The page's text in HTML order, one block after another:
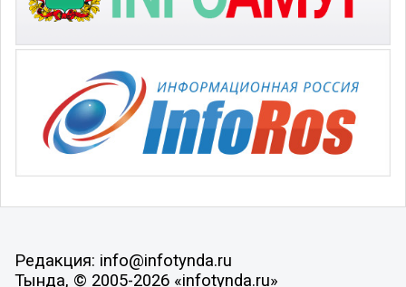
Редакция: info@infotynda.ru
Тында, © 2005-2026 «infotynda.ru»